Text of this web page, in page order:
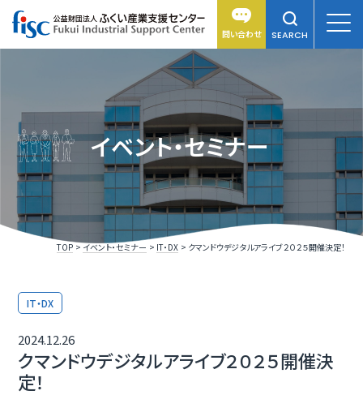
問い合わせ SEARCH
イベント・セミナー
TOP イベント・セミナー IT・DX クマンドウデジタルアライブ２０２５開催決定！
IT・DX
2024.12.26
クマンドウデジタルアライブ２０２５開催決
定！